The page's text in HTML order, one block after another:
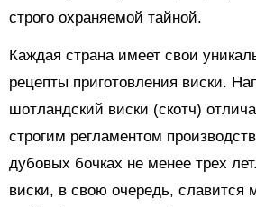
строго охраняемой тайной.
Каждая страна имеет свои
рецепты приготовления виски.
шотландский виски (скотч)
строгим регламентом
дубовых бочках не менее трех
виски, в свою очередь, славится